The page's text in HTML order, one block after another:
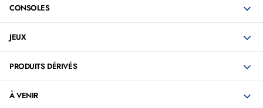
CONSOLES
JEUX
PRODUITS DÉRIVÉS
À VENIR